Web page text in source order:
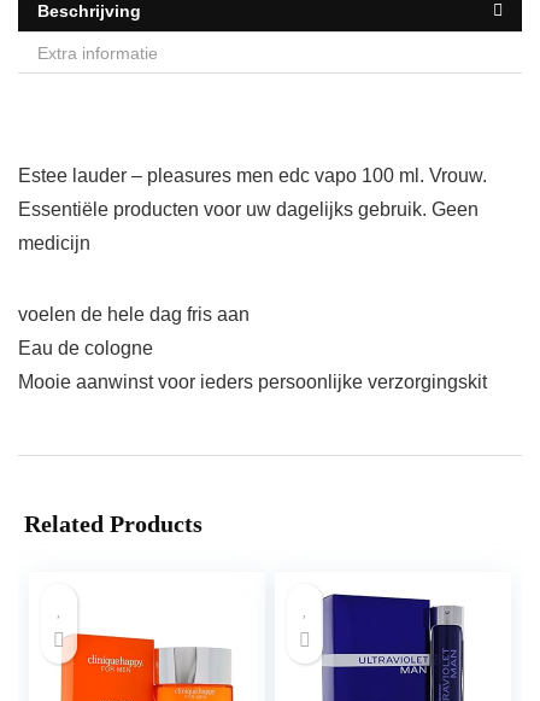
Beschrijving
Extra informatie
Estee lauder – pleasures men edc vapo 100 ml. Vrouw.
Essentiële producten voor uw dagelijks gebruik. Geen
medicijn
voelen de hele dag fris aan
Eau de cologne
Mooie aanwinst voor ieders persoonlijke verzorgingskit
Related Products